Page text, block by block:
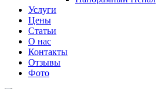
Услуги
Цены
Статьи
О нас
Контакты
Отзывы
Фото